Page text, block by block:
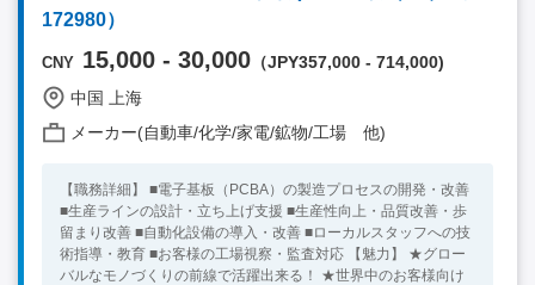
ービス
172980）
CNY 15,000 - 30,000 （JPY357,000 - 714,000)
中国 上海
メーカー(自動車/化学/家電/鉱物/工場 他)
【職務詳細】 ■電子基板（PCBA）の製造プロセスの開発・改善
■生産ラインの設計・立ち上げ支援 ■生産性向上・品質改善・歩
留まり改善 ■自動化設備の導入・改善 ■ローカルスタッフへの技
術指導・教育 ■お客様の工場視察・監査対応 【魅力】 ★グロー
バルなモノづくりの前線で活躍出来る！ ★世界中のお客様向け